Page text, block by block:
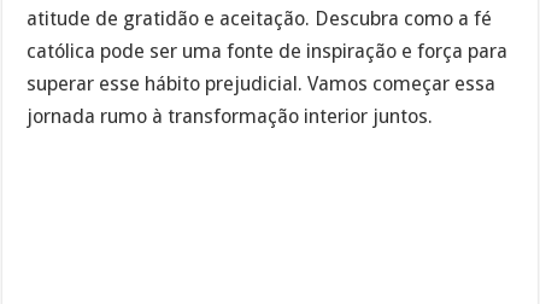
atitude de gratidão e aceitação. Descubra como a fé
católica pode ser uma fonte de inspiração e força para
superar esse hábito prejudicial. Vamos começar essa
jornada rumo à transformação interior juntos.